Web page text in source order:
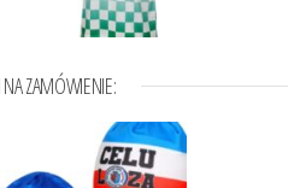
NA ZAMÓWIENIE: